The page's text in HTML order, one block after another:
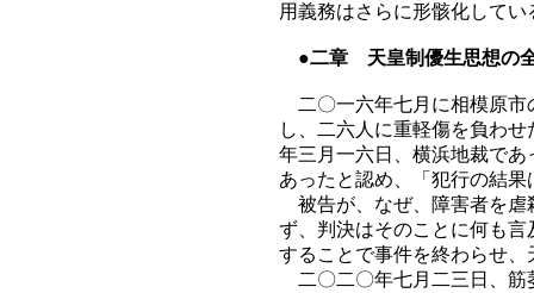
用義務はさらに形骸化してい
●二章 天皇制優生思想の
二〇一六年七月に相模原市
し、二六人に重軽傷を負わ
年三月一六日、横浜地裁で
あったと認め、「犯行の結
被告が、なぜ、障害者を虐
ず、判決はそのことに何も
することで事件を終わらせ
二〇二〇年七月二三日、筋